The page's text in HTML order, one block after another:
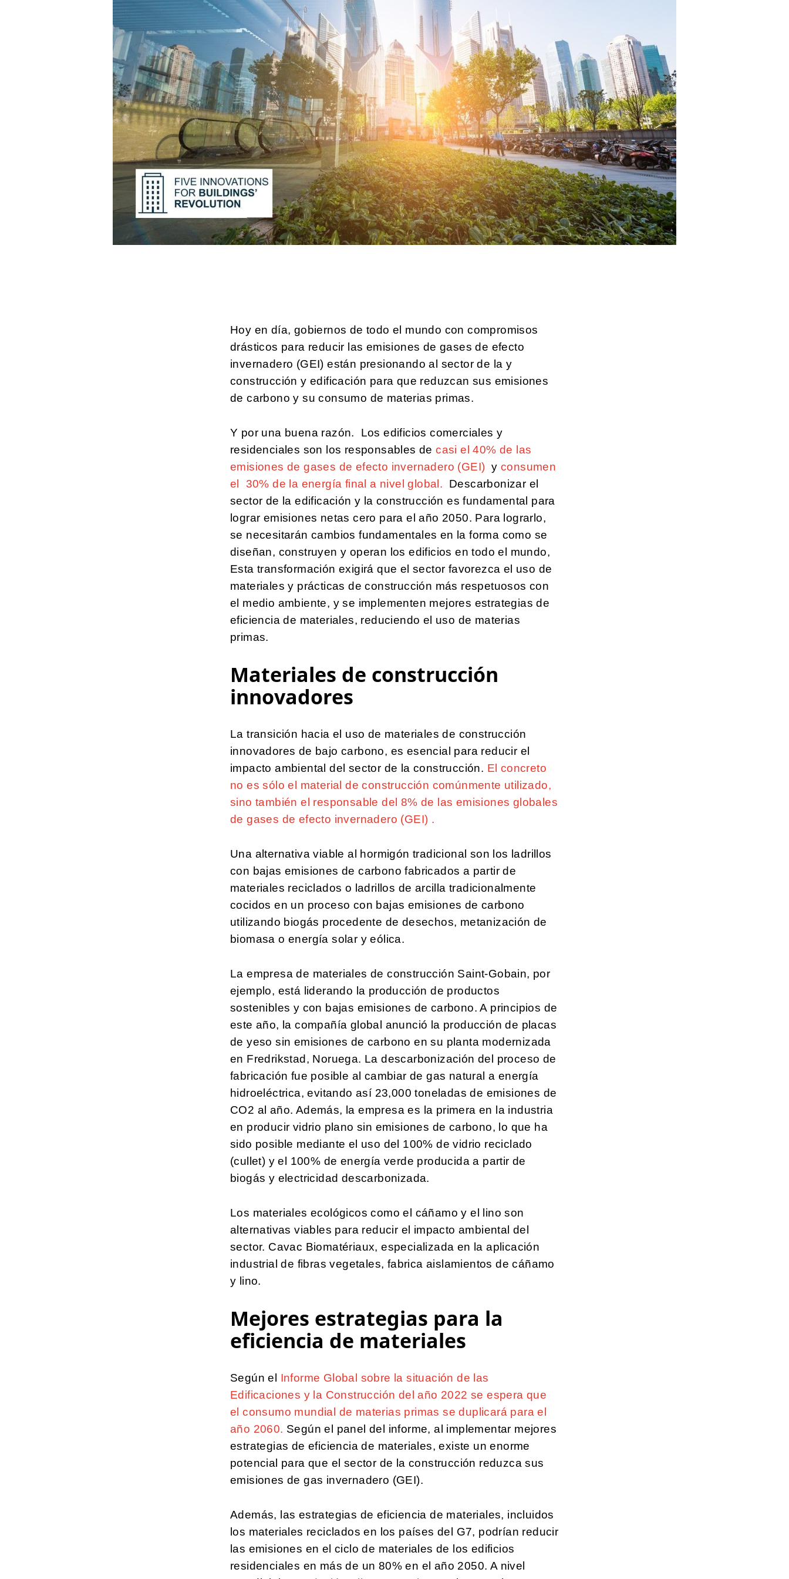
Hoy en día, gobiernos de todo el mundo con compromisos
drásticos para reducir las emisiones de gases de efecto
invernadero (GEI) están presionando al sector de la y
construcción y edificación para que reduzcan sus emisiones
de carbono y su consumo de materias primas.
Y por una buena razón. Los edificios comerciales y
residenciales son los responsables decasi el 40% de las
emisiones de gases de efecto invernadero (GEI) yconsumen
el 30% de la energía final a nivel global. Descarbonizar el
sector de la edificación y la construcción es fundamental para
lograr emisiones netas cero para el año 2050. Para lograrlo,
se necesitarán cambios fundamentales en la forma como se
diseñan, construyen y operan los edificios en todo el mundo,
Esta transformación exigirá que el sector favorezca el uso de
materiales y prácticas de construcción más respetuosos con
el medio ambiente, y se implementen mejores estrategias de
eficiencia de materiales, reduciendo el uso de materias
primas.
Materiales de construcción
innovadores
La transición hacia el uso de materiales de construcción
innovadores de bajo carbono, es esencial para reducir el
impacto ambiental del sector de la construcción. El concreto
no es sólo el material de construcción comúnmente utilizado,
sino también el responsable del 8% de las emisiones globales
de gases de efecto invernadero (GEI) .
Una alternativa viable al hormigón tradicional son los ladrillos
con bajas emisiones de carbono fabricados a partir de
materiales reciclados o ladrillos de arcilla tradicionalmente
cocidos en un proceso con bajas emisiones de carbono
utilizando biogás procedente de desechos, metanización de
biomasa o energía solar y eólica.
La empresa de materiales de construcción Saint-Gobain, por
ejemplo, está liderando la producción de productos
sostenibles y con bajas emisiones de carbono. A principios de
este año, la compañía global anunció la producción de placas
de yeso sin emisiones de carbono en su planta modernizada
en Fredrikstad, Noruega. La descarbonización del proceso de
fabricación fue posible al cambiar de gas natural a energía
hidroeléctrica, evitando así 23,000 toneladas de emisiones de
CO2 al año. Además, la empresa es la primera en la industria
en producir vidrio plano sin emisiones de carbono, lo que ha
sido posible mediante el uso del 100% de vidrio reciclado
(cullet) y el 100% de energía verde producida a partir de
biogás y electricidad descarbonizada.
Los materiales ecológicos como el cáñamo y el lino son
alternativas viables para reducir el impacto ambiental del
sector. Cavac Biomatériaux, especializada en la aplicación
industrial de fibras vegetales, fabrica aislamientos de cáñamo
y lino.
Mejores estrategias para la
eficiencia de materiales
Según el Informe Global sobre la situación de las
Edificaciones y la Construcción del año 2022 se espera que
el consumo mundial de materias primas se duplicará para el
año 2060. Según el panel del informe, al implementar mejores
estrategias de eficiencia de materiales, existe un enorme
potencial para que el sector de la construcción reduzca sus
emisiones de gas invernadero (GEI).
Además, las estrategias de eficiencia de materiales, incluidos
los materiales reciclados en los países del G7, podrían reducir
las emisiones en el ciclo de materiales de los edificios
residenciales en más de un 80% en el año 2050. A nivel